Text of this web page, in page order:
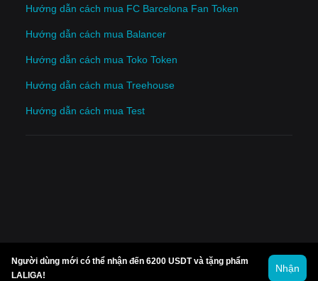
Hướng dẫn cách mua FC Barcelona Fan Token
Hướng dẫn cách mua Balancer
Hướng dẫn cách mua Toko Token
Hướng dẫn cách mua Treehouse
Hướng dẫn cách mua Test
Người dùng mới có thể nhận đến 6200 USDT và tặng phẩm
LALIGA!
Nhận